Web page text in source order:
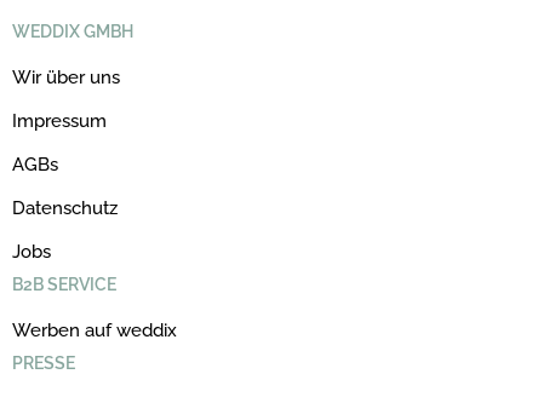
WEDDIX GMBH
Wir über uns
Impressum
AGBs
Datenschutz
Jobs
B2B SERVICE
Werben auf weddix
PRESSE